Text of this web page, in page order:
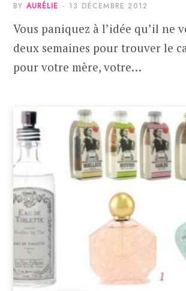
BY AURÉLIE 13 DÉCEMBRE 2012
Vous paniquez à l’idée qu’il ne
deux semaines pour trouver le
pour votre mère, votre…